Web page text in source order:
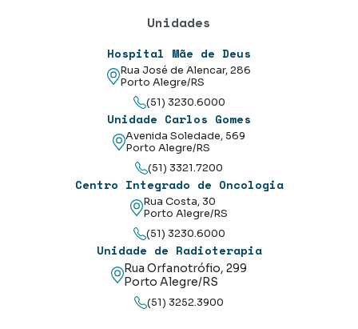
Unidades
Hospital Mãe de Deus
Rua José de Alencar, 286
Porto Alegre/RS
(51) 3230.6000
Unidade Carlos Gomes
Avenida Soledade, 569
Porto Alegre/RS
(51) 3321.7200
Centro Integrado de Oncologia
Rua Costa, 30
Porto Alegre/RS
(51) 3230.6000
Unidade de Radioterapia
Rua Orfanotrófio, 299
Porto Alegre/RS
(51) 3252.3900